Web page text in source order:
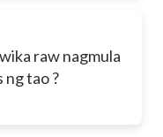
raw nagmula
ng tao ?